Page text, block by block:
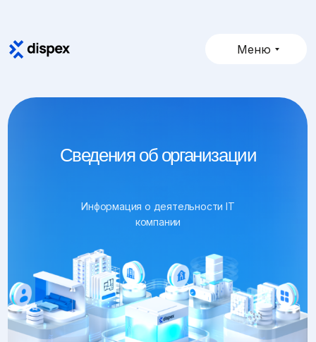
Меню
Информация о деятельности IT
компании
Сведения об организации